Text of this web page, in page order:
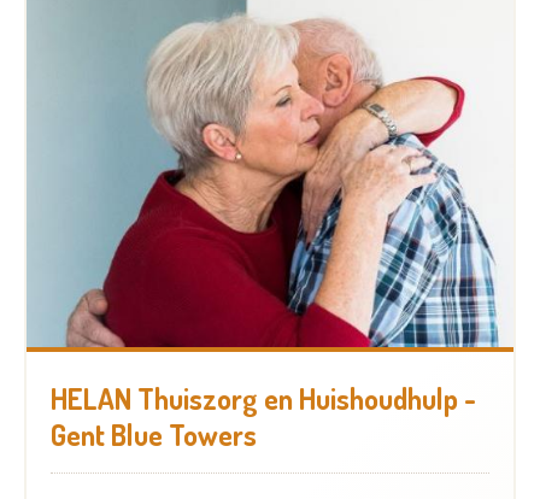
HELAN Thuiszorg en Huishoudhulp -
Gent Blue Towers